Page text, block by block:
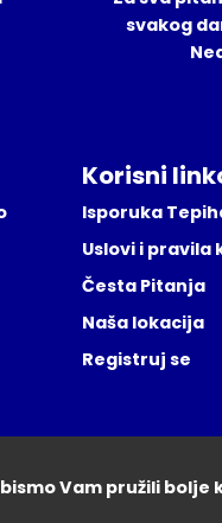
svakog
Korisni
Isporuka
Uslovi i pravila
Česta Pitanja
Naša lokacija
Registruj se
Vam pružili